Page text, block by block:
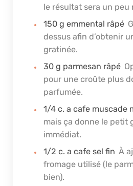
le résultat sera un peu
150 g emmental râpé
dessus afin d’obtenir
gratinée.
30 g parmesan râpé
pour une croûte plus
parfumée.
1/4 c. a cafe muscade
mais ça donne le petit
immédiat.
1/2 c. a cafe sel fin À
fromage utilisé (le
bien).